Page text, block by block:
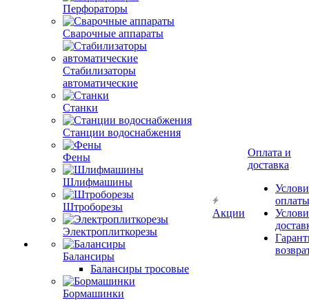
Перфораторы
Сварочные аппараты
Стабилизаторы
автоматические
Станки
Станции водоснабжения
Фены
Шлифмашины
Штроборезы
Электроплиткорезы
Балансиры
Балансиры тросовые
Бормашинки
Акции
Оплата и
доставка
оплаты